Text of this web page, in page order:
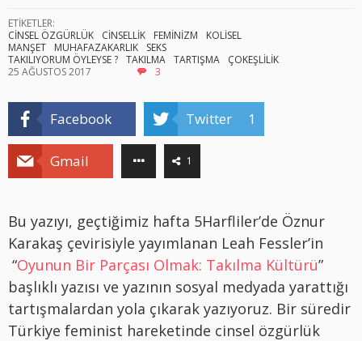
ETİKETLER:
CİNSEL ÖZGÜRLÜK
CİNSELLİK FEMİNİZM
KOLİSEL
MANŞET
MUHAFAZAKARLIK
SEKS
TAKILIYORUM ÖYLEYSE ? TAKILMA TARTIŞMA
ÇOKEŞLİLİK
25 AĞUSTOS 2017
3
Facebook Twitter 1
Gmail 1
Bu yazıyı, geçtiğimiz hafta 5Harfliler’de Öznur
Karakaş çevirisiyle yayımlanan Leah Fessler’in
“Oyunun Bir Parçası Olmak: Takılma Kültürü”
başlıklı yazısı ve yazının sosyal medyada yarattığı
tartışmalardan yola çıkarak yazıyoruz. Bir süredir
Türkiye feminist hareketinde cinsel özgürlük